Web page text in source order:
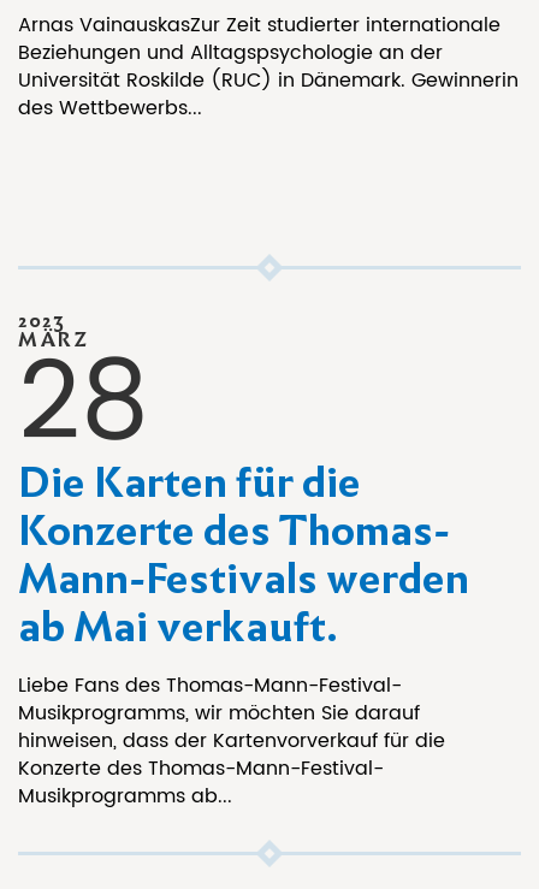
Arnas VainauskasZur Zeit studierter internationale
Beziehungen und Alltagspsychologie an der
Universität Roskilde (RUC) in Dänemark. Gewinnerin
des Wettbewerbs...
Die Karten für die
Konzerte des Thomas-
Mann-Festivals werden
ab Mai verkauft.
Liebe Fans des Thomas-Mann-Festival-
Musikprogramms, wir möchten Sie darauf
hinweisen, dass der Kartenvorverkauf für die
Konzerte des Thomas-Mann-Festival-
Musikprogramms ab...
2023
MÄRZ
28